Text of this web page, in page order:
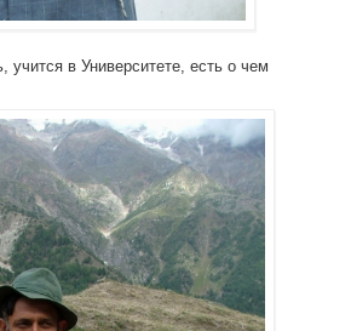
учится в Университете, есть о чем